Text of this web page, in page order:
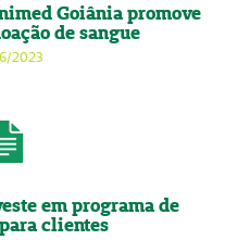
Goiânia promove
de sangue
2023
em programa de
clientes